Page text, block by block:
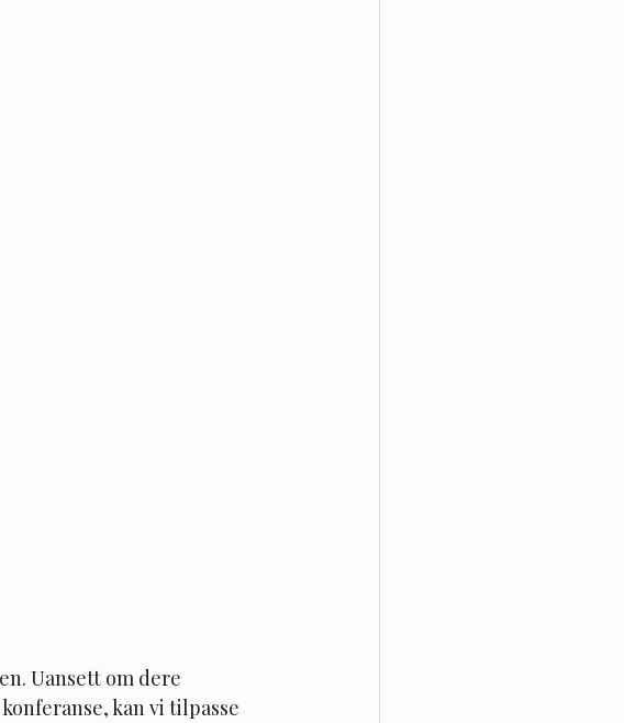
Uansett om dere
kan vi tilpasse